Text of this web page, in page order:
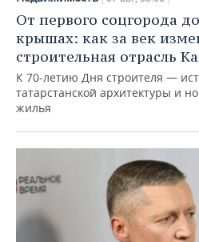
От первого соцгорода
крышах: как за век
строительная отрасль
К 70-летию Дня строителя —
татарстанской архитектуры и
жилья